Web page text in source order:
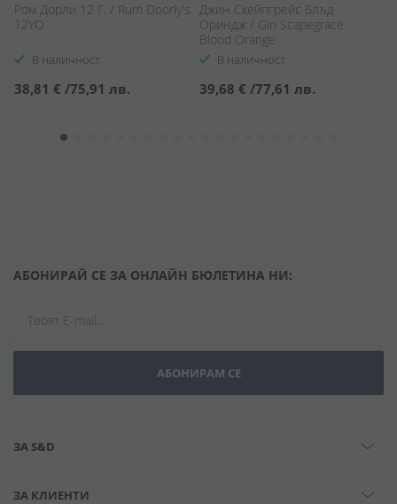
Ром Дорли 12 Г. / Rum Doorly's
12YO
В наличност
38,81 € /75,91 лв.
Джин Скейпгрейс Блъд
Ориндж / Gin Scapegrace
Blood Orange
В наличност
39,68 € /77,61 лв.
АБОНИРАЙ СЕ ЗА ОНЛАЙН БЮЛЕТИНА НИ:
АБОНИРАМ СЕ
ЗА S&D
ЗА КЛИЕНТИ